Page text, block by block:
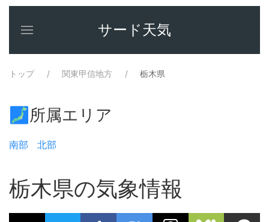
サード天気
トップ 関東甲信地方 栃木県
🗾所属エリア
南部 北部
栃木県の気象情報